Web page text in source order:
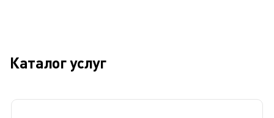
Каталог услуг